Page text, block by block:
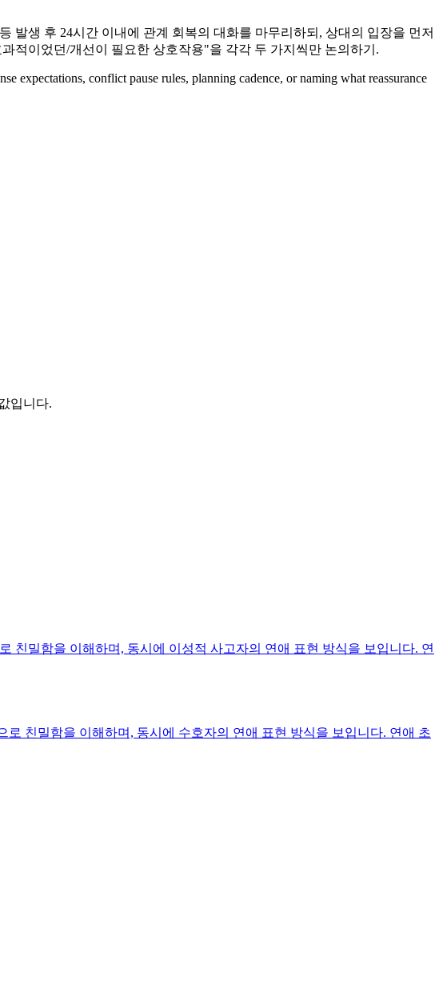
발생 후 24시간 이내에 관계 회복의 대화를 마무리하되, 상대의 입장을 먼저
적이었던/개선이 필요한 상호작용"을 각각 두 가지씩만 논의하기.
expectations, conflict pause rules, planning cadence, or naming what reassurance
입니다.
친밀함을 이해하며, 동시에 이성적 사고자의 연애 표현 방식을 보입니다. 연
친밀함을 이해하며, 동시에 수호자의 연애 표현 방식을 보입니다. 연애 초